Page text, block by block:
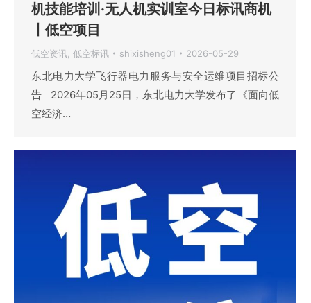
机技能培训·无人机实训室今日标讯商机
丨低空项目
低空资讯, 低空标讯 shixisheng01 2026-05-29
东北电力大学飞行器电力服务与安全运维项目招标公
告 2026年05月25日，东北电力大学发布了《面向低
空经济…